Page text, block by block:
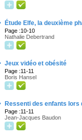
Étude Elfe, la deuxième
Page :10-10
Nathalie Debertrand
Jeux vidéo et obésité
Page :11-11
Boris Hansel
Ressenti des enfants lors
Page :11-11
Jean-Jacques Baudon